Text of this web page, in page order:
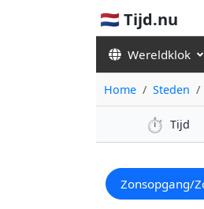
🇳🇱 Tijd.nu
Wereldklok
Home Steden
⏱️ Tijd
Zonsopgang/